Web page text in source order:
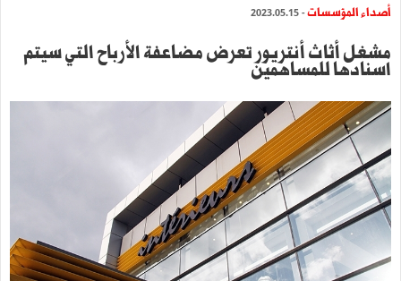
أصداء المؤسسات- 2023.05.15
مشغل أثاث أنتريور تعرض مضاعفة الأرباح التي سيتم
اسنادها للمساهمين